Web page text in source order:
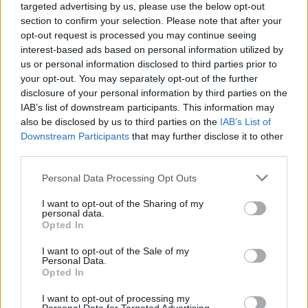
targeted advertising by us, please use the below opt-out
section to confirm your selection. Please note that after your
opt-out request is processed you may continue seeing
interest-based ads based on personal information utilized by
us or personal information disclosed to third parties prior to
your opt-out. You may separately opt-out of the further
disclosure of your personal information by third parties on the
IAB’s list of downstream participants. This information may
also be disclosed by us to third parties on the IAB’s List of
Downstream Participants that may further disclose it to other
Personal Data Processing Opt Outs
I want to opt-out of the Sharing of my
personal data.
Opted In
I want to opt-out of the Sale of my
Personal Data.
Opted In
I want to opt-out of processing my
8 Maggio 2024 alle ore 16:09
·Ti stimo· Rispondi
Sammy9:Barbyturiko li "MORTACCI SUA"! 🤬😡😑
8 Maggio 2024 alle ore 16:30
Barbyturiko
dirlo...ma se questa peracottara ed i suoi fenomeni
ignobili ora sono li, non è merito di quei 4 poverini
che l'hanno votata, ma dell'altra massa di fessi, che
non hanno alzato il culo, per mettere un'altra x, conta